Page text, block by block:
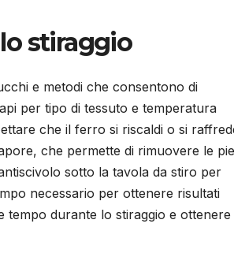
stiraggio
e metodi che consentono di
per tipo di tessuto e temperatura
che il ferro si riscaldi o si
che permette di rimuovere le
sotto la tavola da stiro per
necessario per ottenere risultati
tempo durante lo stiraggio e ottenere